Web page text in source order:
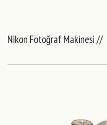
Nikon Fotoğraf Makinesi //